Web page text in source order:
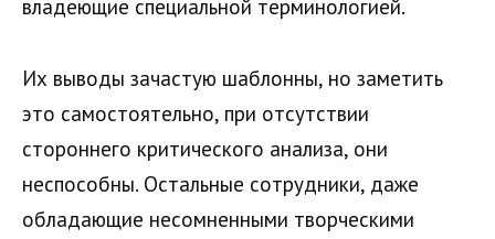
владеющие специальной терминологией.
Их выводы зачастую шаблонны, но заметить
это самостоятельно, при отсутствии
стороннего критического анализа, они
неспособны. Остальные сотрудники, даже
обладающие несомненными творческими